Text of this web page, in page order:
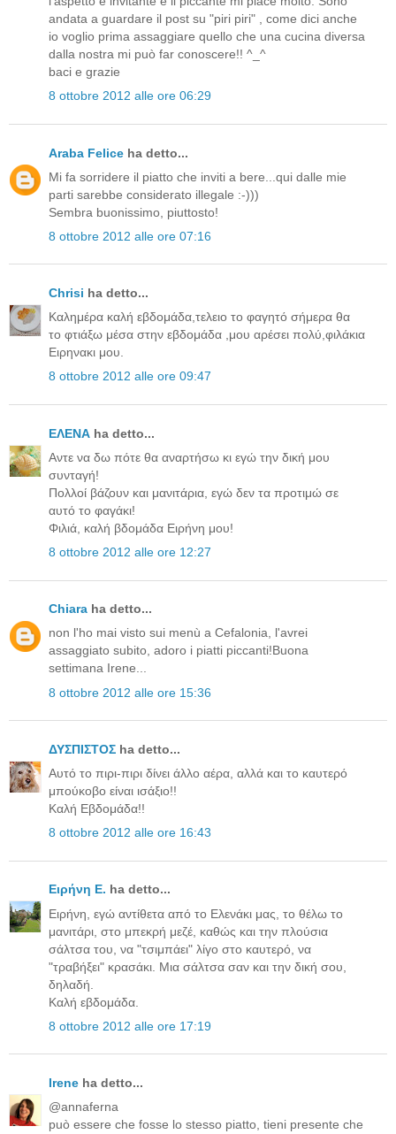
andata a guardare il post su "piri piri" , come dici anche
io voglio prima assaggiare quello che una cucina diversa
dalla nostra mi può far conoscere!! ^_^
baci e grazie
8 ottobre 2012 alle ore 06:29
Araba Felice ha detto...
Mi fa sorridere il piatto che inviti a bere...qui dalle mie
parti sarebbe considerato illegale :-)))
Sembra buonissimo, piuttosto!
8 ottobre 2012 alle ore 07:16
Chrisi ha detto...
Καλημέρα καλή εβδομάδα,τελειο το φαγητό σήμερα θα
το φτιάξω μέσα στην εβδομάδα ,μου αρέσει πολύ,φιλάκια
Ειρηνακι μου.
8 ottobre 2012 alle ore 09:47
ΕΛΕΝΑ ha detto...
Αντε να δω πότε θα αναρτήσω κι εγώ την δική μου
συνταγή!
Πολλοί βάζουν και μανιτάρια, εγώ δεν τα προτιμώ σε
αυτό το φαγάκι!
Φιλιά, καλή βδομάδα Ειρήνη μου!
8 ottobre 2012 alle ore 12:27
Chiara ha detto...
non l'ho mai visto sui menù a Cefalonia, l'avrei
assaggiato subito, adoro i piatti piccanti!Buona
settimana Irene...
8 ottobre 2012 alle ore 15:36
ΔΥΣΠΙΣΤΟΣ ha detto...
Αυτό το πιρι-πιρι δίνει άλλο αέρα, αλλά και το καυτερό
μπούκοβο είναι ισάξιο!!
Καλή Εβδομάδα!!
8 ottobre 2012 alle ore 16:43
Ειρήνη Ε. ha detto...
Ειρήνη, εγώ αντίθετα από το Ελενάκι μας, το θέλω το
μανιτάρι, στο μπεκρή μεζέ, καθώς και την πλούσια
σάλτσα του, να "τσιμπάει" λίγο στο καυτερό, να
"τραβήξει" κρασάκι. Μια σάλτσα σαν και την δική σου,
δηλαδή.
Καλή εβδομάδα.
8 ottobre 2012 alle ore 17:19
Irene ha detto...
@annaferna
può essere che fosse lo stesso piatto, tieni presente che